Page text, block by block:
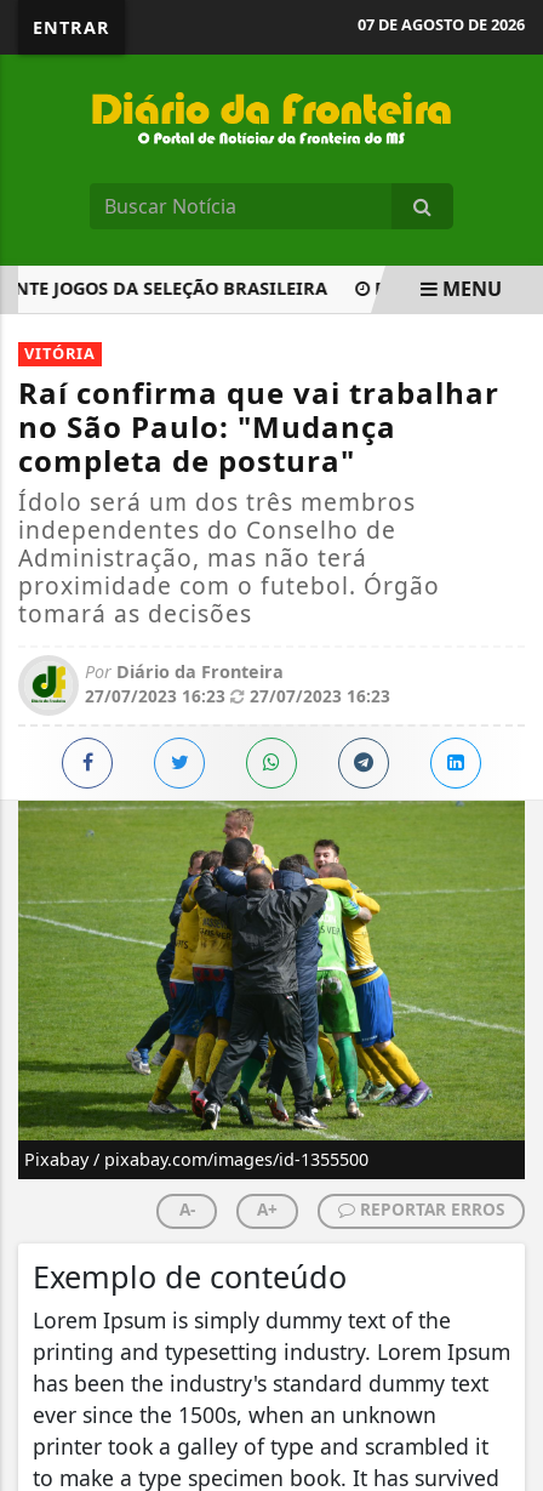
ENTRAR 07 DE AGOSTO DE 2026
JOGOS DA SELEÇÃO BRASILEIRA BELA VISTA E
EM ALTA
MENU
VITÓRIA
Raí confirma que vai trabalhar
no São Paulo: "Mudança
completa de postura"
Ídolo será um dos três membros
independentes do Conselho de
Administração, mas não terá
proximidade com o futebol. Órgão
tomará as decisões
Por Diário da Fronteira
27/07/2023 16:23
27/07/2023 16:23
Pixabay / pixabay.com/images/id-1355500
A- A+ REPORTAR ERROS
Exemplo de conteúdo
Lorem Ipsum is simply dummy text of the
printing and typesetting industry. Lorem Ipsum
has been the industry's standard dummy text
ever since the 1500s, when an unknown
printer took a galley of type and scrambled it
to make a type specimen book. It has survived